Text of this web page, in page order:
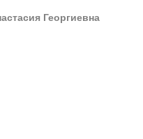
Георгиевна